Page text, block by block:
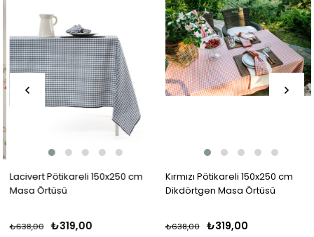
Lacivert Pötikareli 150x250 cm
Masa Örtüsü
₺319,00
₺638,00
Kırmızı Pötikareli 150x250 cm
Dikdörtgen Masa Örtüsü
₺319,00
₺638,00